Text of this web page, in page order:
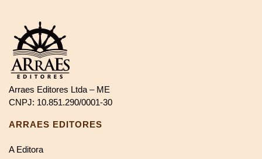
Arraes Editores Ltda – ME
CNPJ: 10.851.290/0001-30
ARRAES EDITORES
A Editora